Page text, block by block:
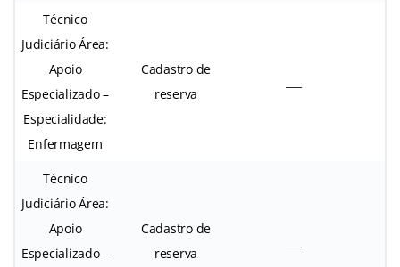
Técnico
Judiciário Área:
Apoio
Especializado –
Especialidade:
Enfermagem
Cadastro de
reserva
Técnico
Judiciário Área:
Apoio
Especializado –
Cadastro de
reserva